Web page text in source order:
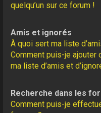
quelqu’un sur ce forum !
Amis et ignorés
À quoi sert ma liste
Comment puis-je
ma liste d’amis et
Recherche dans les
Comment puis-je